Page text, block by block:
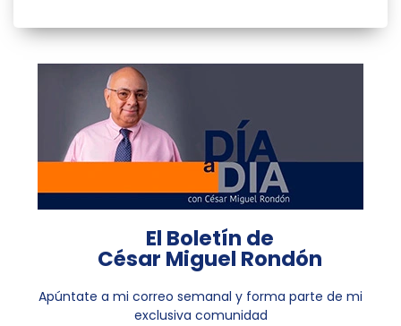
El Boletín de
César Miguel Rondón
Apúntate a mi correo semanal y forma parte de mi
exclusiva comunidad